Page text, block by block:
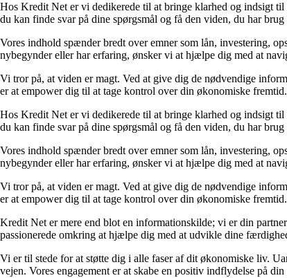
Hos Kredit Net er vi dedikerede til at bringe klarhed og indsigt
du kan finde svar på dine spørgsmål og få den viden, du har
Vores indhold spænder bredt over emner som lån, investering,
nybegynder eller har erfaring, ønsker vi at hjælpe dig med at
Vi tror på, at viden er magt. Ved at give dig de nødvendige
er at empower dig til at tage kontrol over din økonomiske fremtid.
Hos Kredit Net er vi dedikerede til at bringe klarhed og indsigt
du kan finde svar på dine spørgsmål og få den viden, du har
Vores indhold spænder bredt over emner som lån, investering,
nybegynder eller har erfaring, ønsker vi at hjælpe dig med at
Vi tror på, at viden er magt. Ved at give dig de nødvendige
er at empower dig til at tage kontrol over din økonomiske fremtid.
Kredit Net er mere end blot en informationskilde; vi er din
passionerede omkring at hjælpe dig med at udvikle dine
Vi er til stede for at støtte dig i alle faser af dit økonomiske liv.
vejen. Vores engagement er at skabe en positiv indflydelse på